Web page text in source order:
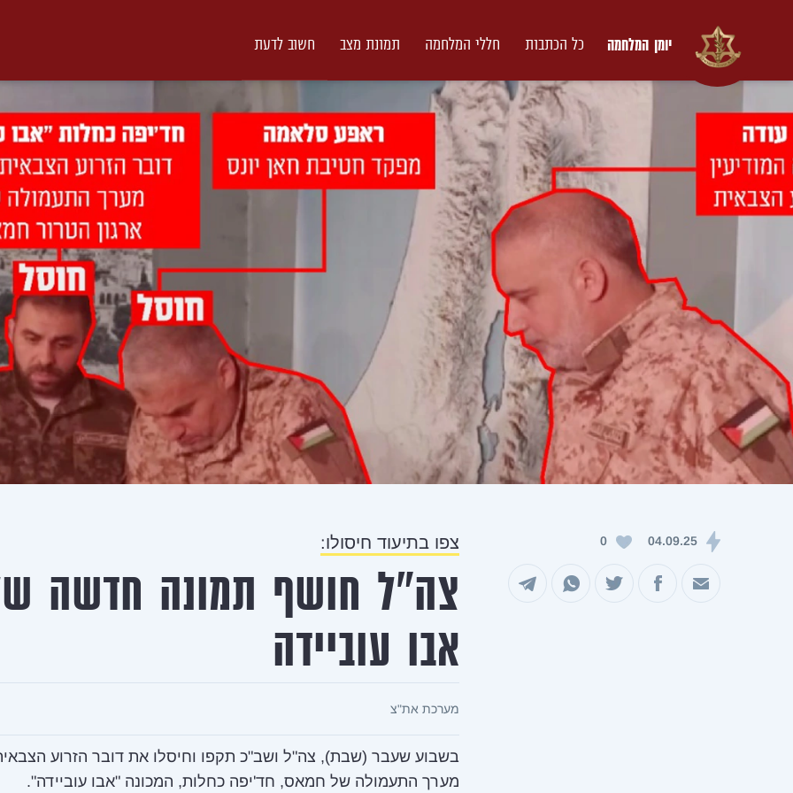
יומן המלחמה כל הכתבות חללי המלחמה תמונת מצב חשוב לדעת
צפו בתיעוד חיסולו:
שיתוף במיילשיתוף בפייסבוק
שיתוף בטוויטרשיתוף בוואטסאפ
שיתוף בטלגרםצה"ל חושף תמונה חדשה
אבו עוביידה
04.09.25
0
מערכת את"צ
בשבוע שעבר (שבת), צה"ל ושב"כ תקפו וחיסלו את דובר הזרוע
מערך התעמולה של חמאס, חד'יפה כחלות, המכונה "אבו עוביידה".